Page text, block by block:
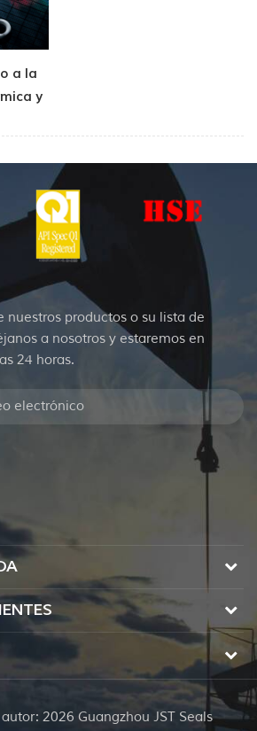
a la
y
nuestros productos o su lista de
a nosotros y estaremos en
24 horas.
2026 Guangzhou JST Seals